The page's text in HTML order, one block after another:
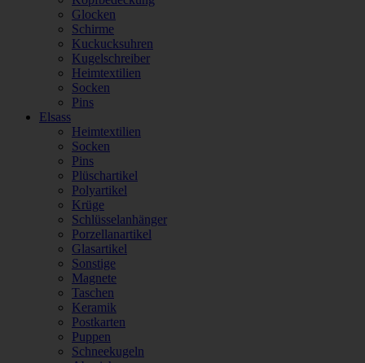
Glocken
Schirme
Kuckucksuhren
Kugelschreiber
Heimtextilien
Socken
Pins
Elsass
Heimtextilien
Socken
Pins
Plüschartikel
Polyartikel
Krüge
Schlüsselanhänger
Porzellanartikel
Glasartikel
Sonstige
Magnete
Taschen
Keramik
Postkarten
Puppen
Schneekugeln